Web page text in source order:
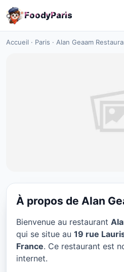
FoodyParis
Accueil · Paris · Alan Geaam
Alan Geaam
Paris
★ 4.5/5
À propos de Alan
Bienvenue au restaurant
qui se situe au 19 rue
France. Ce restaurant est
internet.